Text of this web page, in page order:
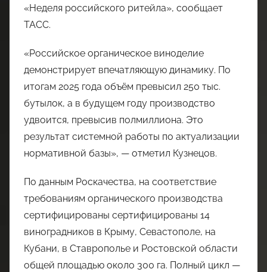
«Неделя российского ритейла», сообщает
ТАСС.
«Российское органическое виноделие
демонстрирует впечатляющую динамику. По
итогам 2025 года объём превысил 250 тыс.
бутылок, а в будущем году производство
удвоится, превысив полмиллиона. Это
результат системной работы по актуализации
нормативной базы», — отметил Кузнецов.
По данным Роскачества, на соответствие
требованиям органического производства
сертифицированы сертифицированы 14
виноградников в Крыму, Севастополе, на
Кубани, в Ставрополье и Ростовской области
общей площадью около 300 га. Полный цикл —